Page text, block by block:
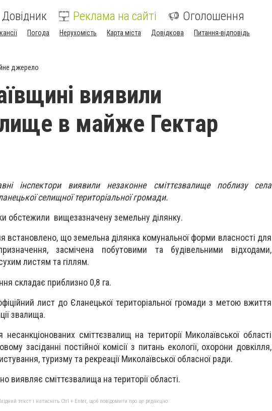
Довідник Реклама на сайті Оголошення
Погода Нерухомість Карта міста Довідкова Питання-відповідь
джерело
виявили
в майже Гектар
інспектори виявили незаконне сміттєзвалище поблизу села
селищної територіальної громади.
обстежили вищезазначену земельну ділянку.
встановлено, що земельна ділянка комунальної форми власності для
призначення, засмічена побутовими та будівельними відходами,
листям та гіллям.
складає приблизно 0,8 га.
лист до Єланецької територіальної громади з метою вжиття
звалища.
сміттєзвалищ на території Миколаївської області
засіданні постійної комісії з питань екології, охорони довкілля,
туризму та рекреації Миколаївської обласної ради.
виявляє сміттєзвалища на території області.
текст і натисніть Ctrl + Enter, щоб повідомити про це редакцію